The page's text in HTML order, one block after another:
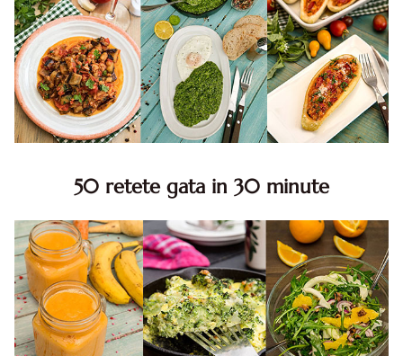
50 retete gata in 30 minute
minute. Retete rapide. Retete rapide de mancare. Idei
retete mancare rapid